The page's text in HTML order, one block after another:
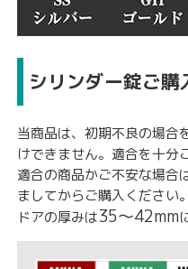
シリンダー錠ご購
当商品は、初期不良の場合
けできません。 適合を十分
適合の商品かご不安な場合
ましてからご購入ください。
ドアの厚みは35〜42mm